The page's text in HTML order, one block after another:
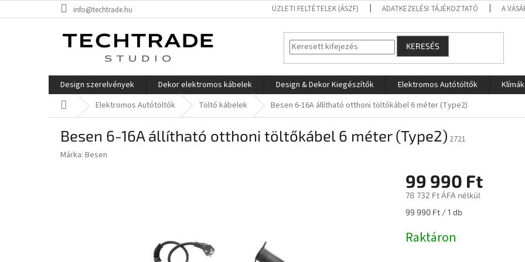
a
info@techtrade.hu ÜZLETI FELTÉTELEK (ÁSZF) ADATKEZELÉSI TÁJÉKOZTATÓ A
KERESÉS
Design szerelvények Dekor elektromos kábelek Design & Dekor Kiegészítők Elektromos Autótöltők
KezdőlapElektromos Autótöltők Töltő kábelek Besen 6-16A állítható otthoni töltőkábel 6 méter (Type2)
Besen 6-16A állítható otthoni töltőkábel 6 méter (Type2) 2721
Márka: Besen
99 990 Ft
78 732 Ft ÁFA nélkül
Egységár:
99 990 Ft / 1 db
Raktáron